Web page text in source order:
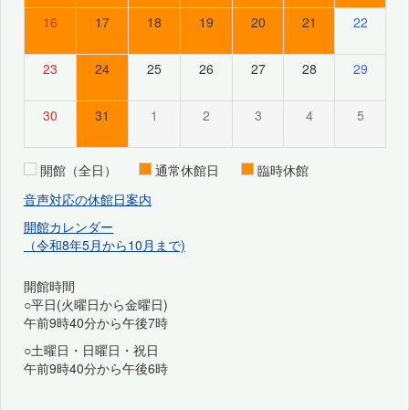
16 17 18 19 20 21 22
23 24 25 26 27 28 29
30 31 1 2 3 4 5
開館（全日） 通常休館日
臨時休館
音声対応の休館日案内
開館カレンダー
（令和8年5月から10月まで)
開館時間
○平日(火曜日から金曜日)
午前9時40分から午後7時
○土曜日・日曜日・祝日
午前9時40分から午後6時